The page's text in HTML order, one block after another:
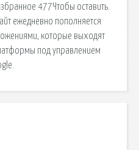
477Чтобы оставить.
ежедневно пополняется
которые выходят
под управлением